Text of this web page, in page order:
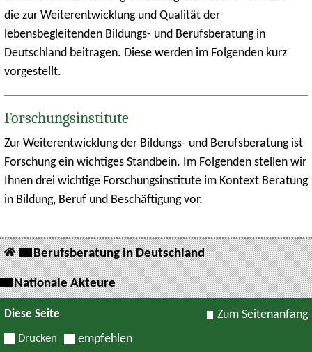
die zur Weiterentwicklung und Qualität der
lebensbegleitenden Bildungs- und Berufsberatung in
Deutschland beitragen. Diese werden im Folgenden kurz
vorgestellt.
Forschungsinstitute
Zur Weiterentwicklung der Bildungs- und Berufsberatung ist
Forschung ein wichtiges Standbein. Im Folgenden stellen wir
Ihnen drei wichtige Forschungsinstitute im Kontext Beratung
in Bildung, Beruf und Beschäftigung vor.
Berufsberatung in Deutschland
Nationale Akteure
Diese Seite
Drucken empfehlen
Zum Seitenanfang